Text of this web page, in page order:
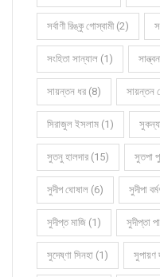
সর্বাণী রিঙ্কু গোস্বামী (2)
সংহিতা সান্যাল (1)
সায়ন্তন ধর (8) সায়ন্তন
সিরাজুল ইসলাম (1)
সুতনু হালদার (15) সুতপা
সুদীপ ঘোষাল (6) সুদীপা
সুদীপ্ত মাজি (1) সুদীপ্তা
সুদেষ্ণা সিনহা (1) সুপায়ণ